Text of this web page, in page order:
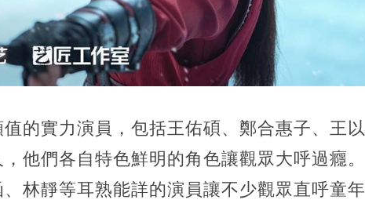
的實力演員，包括王佑碩、鄭合惠子、王以
他們各自特色鮮明的角色讓觀眾大呼過癮。
林靜等耳熟能詳的演員讓不少觀眾直呼童年